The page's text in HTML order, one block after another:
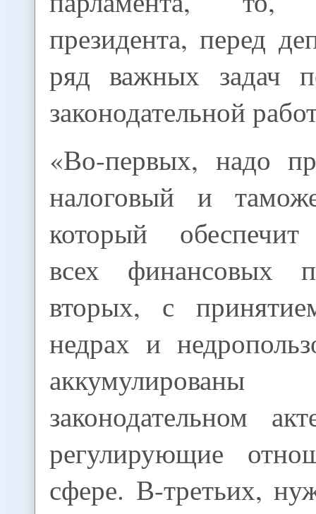
президента, перед
ряд важных задач
законодательной
«Во-первых, надо
налоговый и
который обеспечит
всех финансовых
вторых, с
недрах и
законодательном
регулирующие
сфере. В-третьих,